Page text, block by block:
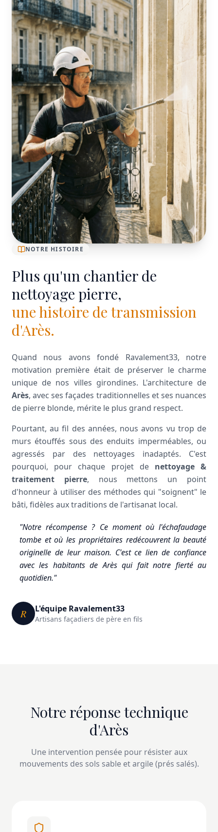
NOTRE HISTOIRE
Plus qu'un chantier de
nettoyage pierre,
une histoire de transmission
d'Arès.
Quand nous avons fondé Ravalement33, notre
motivation première était de préserver le charme
unique de nos villes girondines. L'architecture de
Arès, avec ses façades traditionnelles et ses nuances
de pierre blonde, mérite le plus grand respect.
Pourtant, au fil des années, nous avons vu trop de
murs étouffés sous des enduits imperméables, ou
agressés par des nettoyages inadaptés. C'est
pourquoi, pour chaque projet de nettoyage &
traitement pierre, nous mettons un point
d'honneur à utiliser des méthodes qui "soignent" le
bâti, fidèles aux traditions de l'artisanat local.
"Notre récompense ? Ce moment où l'échafaudage
tombe et où les propriétaires redécouvrent la beauté
originelle de leur maison. C'est ce lien de confiance
avec les habitants de Arès qui fait notre fierté au
quotidien."
R L'équipe Ravalement33
Artisans façadiers de père en fils
Notre réponse technique
d'Arès
Une intervention pensée pour résister aux
mouvements des sols sable et argile (prés salés).